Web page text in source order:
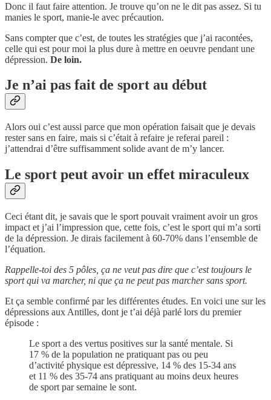
Donc il faut faire attention. Je trouve qu’on ne le dit pas assez. Si tu
manies le sport, manie-le avec précaution.
Sans compter que c’est, de toutes les stratégies que j’ai racontées,
celle qui est pour moi la plus dure à mettre en oeuvre pendant une
dépression. De loin.
Je n’ai pas fait de sport au début
Alors oui c’est aussi parce que mon opération faisait que je devais
rester sans en faire, mais si c’était à refaire je referai pareil :
j’attendrai d’être suffisamment solide avant de m’y lancer.
Le sport peut avoir un effet miraculeux
Ceci étant dit, je savais que le sport pouvait vraiment avoir un gros
impact et j’ai l’impression que, cette fois, c’est le sport qui m’a sorti
de la dépression. Je dirais facilement à 60-70% dans l’ensemble de
l’équation.
Rappelle-toi des 5 pôles, ça ne veut pas dire que c’est toujours le
sport qui va marcher, ni que ça ne peut pas marcher sans sport.
Et ça semble confirmé par les différentes études. En voici une sur les
dépressions aux Antilles, dont je t’ai déjà parlé lors du premier
épisode :
Le sport a des vertus positives sur la santé mentale. Si
17 % de la population ne pratiquant pas ou peu
d’activité physique est dépressive, 14 % des 15-34 ans
et 11 % des 35-74 ans pratiquant au moins deux heures
de sport par semaine le sont.